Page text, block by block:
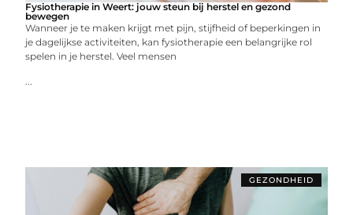
Fysiotherapie in Weert: jouw steun bij herstel en gezond
bewegen
Wanneer je te maken krijgt met pijn, stijfheid of beperkingen in
je dagelijkse activiteiten, kan fysiotherapie een belangrijke rol
spelen in je herstel. Veel mensen
...
GEZONDHEID